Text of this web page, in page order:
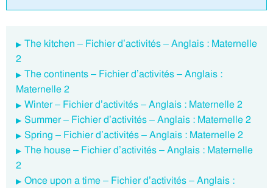
The kitchen – Fichier d’activités – Anglais : Maternelle
2
The continents – Fichier d’activités – Anglais :
Maternelle 2
Winter – Fichier d’activités – Anglais : Maternelle 2
Summer – Fichier d’activités – Anglais : Maternelle 2
Spring – Fichier d’activités – Anglais : Maternelle 2
The house – Fichier d’activités – Anglais : Maternelle
2
Once upon a time – Fichier d’activités – Anglais :